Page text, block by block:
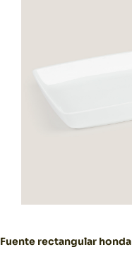
Fuente rectangular honda